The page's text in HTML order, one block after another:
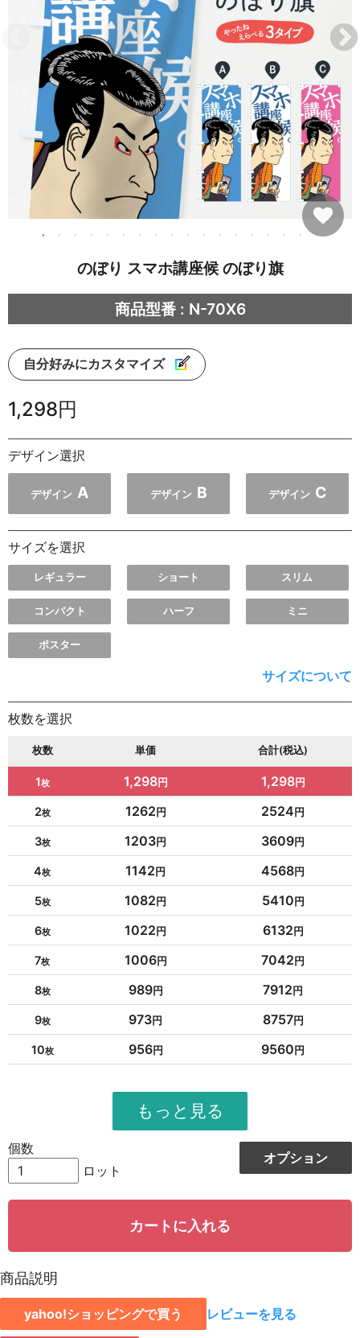
のぼり スマホ講座候 のぼり旗
商品型番 : N-70X6
自分好みにカスタマイズ
1,298円
デザイン選択
デザイン A デザイン B デザイン C
サイズを選択
レギュラー ショート スリム
コンパクト ハーフ ミニ
ポスター
サイズについて
枚数を選択
枚数 単価 合計(税込)
1 1,298 1,298
2 1262 2524
3 1203 3609
4 1142 4568
5 1082 5410
6 1022 6132
7 1006 7042
8 989 7912
9 973 8757
10 956 9560
951
12324
13216
15 942 14130
939
18
19 928 15776
オプション
個数
ロット
カートに入れる
商品説明
yahoo!ショッピングで買う レビューを見る